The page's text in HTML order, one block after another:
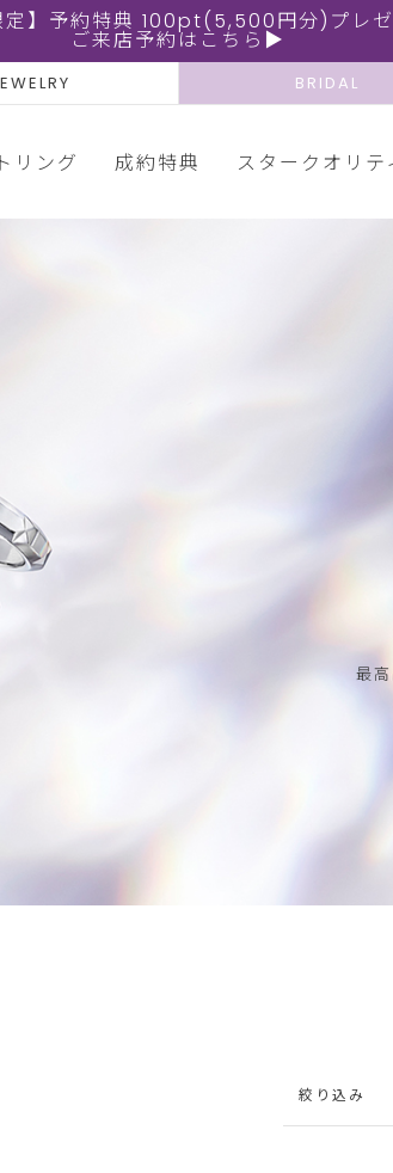
定】予約特典 100pt(5,500円分)プレ
ご来店予約はこちら▶
BRIDAL
リング 成約特典 スタークオリテ
最
絞り込み